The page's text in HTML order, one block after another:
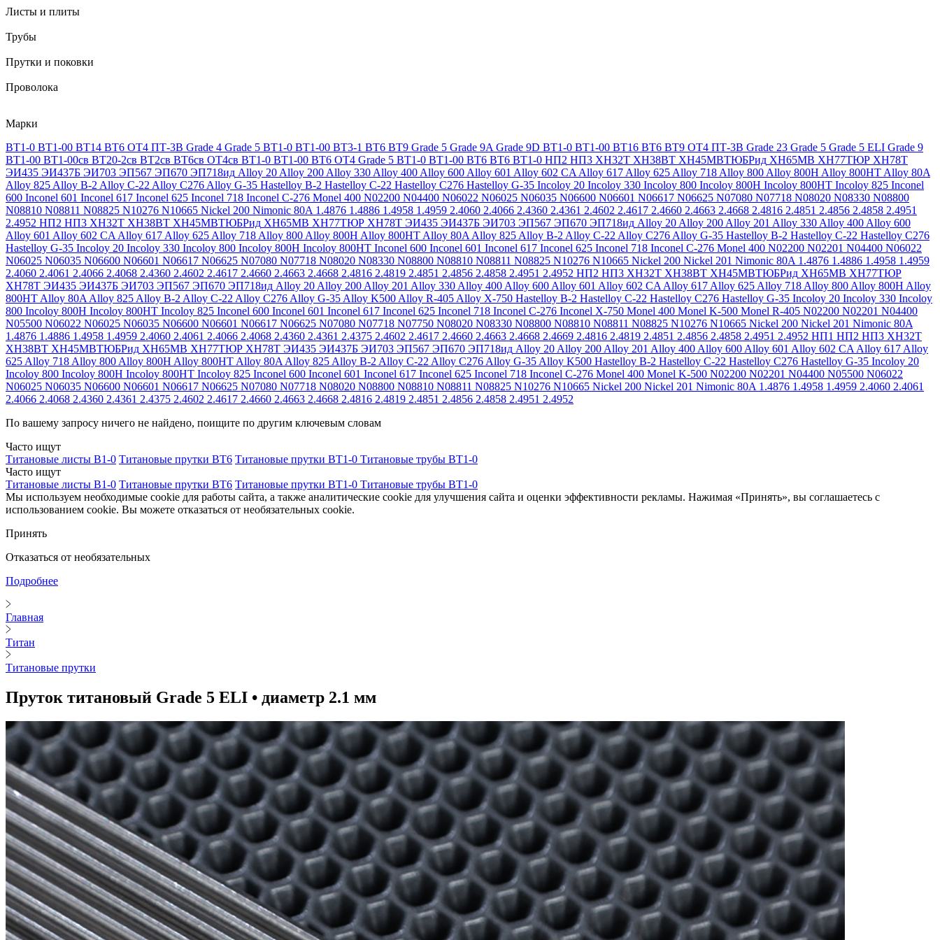
Листы и плиты
Трубы
Прутки и поковки
Проволока
Марки
ВТ1-0 ВТ1-00 ВТ14 ВТ6 ОТ4 ПТ-3В Grade 4 Grade 5 ВТ1-0 ВТ1-00 ВТ3-1 ВТ6 ВТ9 Grade 5 Grade 9A Grade 9D ВТ1-0 ВТ1-00 ВТ16 ВТ6 ВТ9 ОТ4 ПТ-3В Grade 23 Grade 5 Grade 5 ELI Grade 9
ВТ1-00 ВТ1-00св ВТ20-2св ВТ2св ВТ6св ОТ4св ВТ1-0 ВТ1-00 ВТ6 ОТ4 Grade 5 ВТ1-0 ВТ1-00 ВТ6 ВТ6 ВТ1-0 НП2 НП3 ХН32Т ХН38ВТ ХН45МВТЮБРид ХН65МВ ХН77ТЮР ХН78Т
ЭИ435 ЭИ437Б ЭИ703 ЭП567 ЭП670 ЭП718ид Alloy 20 Alloy 200 Alloy 330 Alloy 400 Alloy 600 Alloy 601 Alloy 602 CA Alloy 617 Alloy 625 Alloy 718 Alloy 800 Alloy 800H Alloy 800HT Alloy 80A
Alloy 825 Alloy B-2 Alloy C-22 Alloy C276 Alloy G-35 Hastelloy B-2 Hastelloy C-22 Hastelloy C276 Hastelloy G-35 Incoloy 20 Incoloy 330 Incoloy 800 Incoloy 800H Incoloy 800HT Incoloy 825 Inconel
600 Inconel 601 Inconel 617 Inconel 625 Inconel 718 Inconel C-276 Monel 400 N02200 N04400 N06022 N06025 N06035 N06600 N06601 N06617 N06625 N07080 N07718 N08020 N08330 N08800
N08810 N08811 N08825 N10276 N10665 Nickel 200 Nimonic 80A 1.4876 1.4886 1.4958 1.4959 2.4060 2.4066 2.4360 2.4361 2.4602 2.4617 2.4660 2.4663 2.4668 2.4816 2.4851 2.4856 2.4858 2.4951
2.4952 НП2 НП3 ХН32Т ХН38ВТ ХН45МВТЮБРид ХН65МВ ХН77ТЮР ХН78Т ЭИ435 ЭИ437Б ЭИ703 ЭП567 ЭП670 ЭП718ид Alloy 20 Alloy 200 Alloy 201 Alloy 330 Alloy 400 Alloy 600
Alloy 601 Alloy 602 CA Alloy 617 Alloy 625 Alloy 718 Alloy 800 Alloy 800H Alloy 800HT Alloy 80A Alloy 825 Alloy B-2 Alloy C-22 Alloy C276 Alloy G-35 Hastelloy B-2 Hastelloy C-22 Hastelloy C276
Hastelloy G-35 Incoloy 20 Incoloy 330 Incoloy 800 Incoloy 800H Incoloy 800HT Inconel 600 Inconel 601 Inconel 617 Inconel 625 Inconel 718 Inconel C-276 Monel 400 N02200 N02201 N04400 N06022
N06025 N06035 N06600 N06601 N06617 N06625 N07080 N07718 N08020 N08330 N08800 N08810 N08811 N08825 N10276 N10665 Nickel 200 Nickel 201 Nimonic 80A 1.4876 1.4886 1.4958 1.4959
2.4060 2.4061 2.4066 2.4068 2.4360 2.4602 2.4617 2.4660 2.4663 2.4668 2.4816 2.4819 2.4851 2.4856 2.4858 2.4951 2.4952 НП2 НП3 ХН32Т ХН38ВТ ХН45МВТЮБРид ХН65МВ ХН77ТЮР
ХН78Т ЭИ435 ЭИ437Б ЭИ703 ЭП567 ЭП670 ЭП718ид Alloy 20 Alloy 200 Alloy 201 Alloy 330 Alloy 400 Alloy 600 Alloy 601 Alloy 602 CA Alloy 617 Alloy 625 Alloy 718 Alloy 800 Alloy 800H Alloy
800HT Alloy 80A Alloy 825 Alloy B-2 Alloy C-22 Alloy C276 Alloy G-35 Alloy K500 Alloy R-405 Alloy X-750 Hastelloy B-2 Hastelloy C-22 Hastelloy C276 Hastelloy G-35 Incoloy 20 Incoloy 330 Incoloy
800 Incoloy 800H Incoloy 800HT Incoloy 825 Inconel 600 Inconel 601 Inconel 617 Inconel 625 Inconel 718 Inconel C-276 Inconel X-750 Monel 400 Monel K-500 Monel R-405 N02200 N02201 N04400
N05500 N06022 N06025 N06035 N06600 N06601 N06617 N06625 N07080 N07718 N07750 N08020 N08330 N08800 N08810 N08811 N08825 N10276 N10665 Nickel 200 Nickel 201 Nimonic 80A
1.4876 1.4886 1.4958 1.4959 2.4060 2.4061 2.4066 2.4068 2.4360 2.4361 2.4375 2.4602 2.4617 2.4660 2.4663 2.4668 2.4669 2.4816 2.4819 2.4851 2.4856 2.4858 2.4951 2.4952 НП1 НП2 НП3 ХН32Т
ХН38ВТ ХН45МВТЮБРид ХН65МВ ХН77ТЮР ХН78Т ЭИ435 ЭИ437Б ЭИ703 ЭП567 ЭП670 ЭП718ид Alloy 20 Alloy 200 Alloy 201 Alloy 400 Alloy 600 Alloy 601 Alloy 602 CA Alloy 617 Alloy
625 Alloy 718 Alloy 800 Alloy 800H Alloy 800HT Alloy 80A Alloy 825 Alloy B-2 Alloy C-22 Alloy C276 Alloy G-35 Alloy K500 Hastelloy B-2 Hastelloy C-22 Hastelloy C276 Hastelloy G-35 Incoloy 20
Incoloy 800 Incoloy 800H Incoloy 800HT Incoloy 825 Inconel 600 Inconel 601 Inconel 617 Inconel 625 Inconel 718 Inconel C-276 Monel 400 Monel K-500 N02200 N02201 N04400 N05500 N06022
N06025 N06035 N06600 N06601 N06617 N06625 N07080 N07718 N08020 N08800 N08810 N08811 N08825 N10276 N10665 Nickel 200 Nickel 201 Nimonic 80A 1.4876 1.4958 1.4959 2.4060 2.4061
2.4066 2.4068 2.4360 2.4361 2.4375 2.4602 2.4617 2.4660 2.4663 2.4668 2.4816 2.4819 2.4851 2.4856 2.4858 2.4951 2.4952
По вашему запросу ничего не найдено, поищите по другим ключевым словам
Часто ищут
Титановые листы В1-0 Титановые прутки ВТ6 Титановые прутки ВТ1-0 Титановые трубы ВТ1-0
Часто ищут
Титановые листы В1-0 Титановые прутки ВТ6 Титановые прутки ВТ1-0 Титановые трубы ВТ1-0
Мы используем необходимые cookie для работы сайта, а также аналитические cookie для улучшения сайта и оценки эффективности рекламы. Нажимая «Принять», вы соглашаетесь с
использованием cookie. Вы можете отказаться от необязательных cookie.
Принять
Отказаться от необязательных
Подробнее
Главная
Титан
Титановые прутки
Пруток титановый Grade 5 ELI • диаметр 2.1 мм